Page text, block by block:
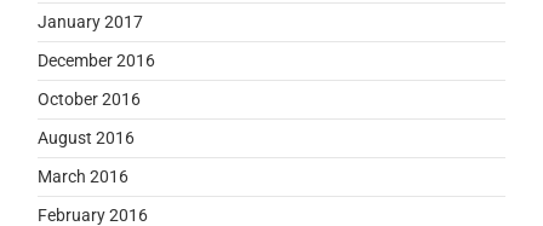
January 2017
December 2016
October 2016
August 2016
March 2016
February 2016